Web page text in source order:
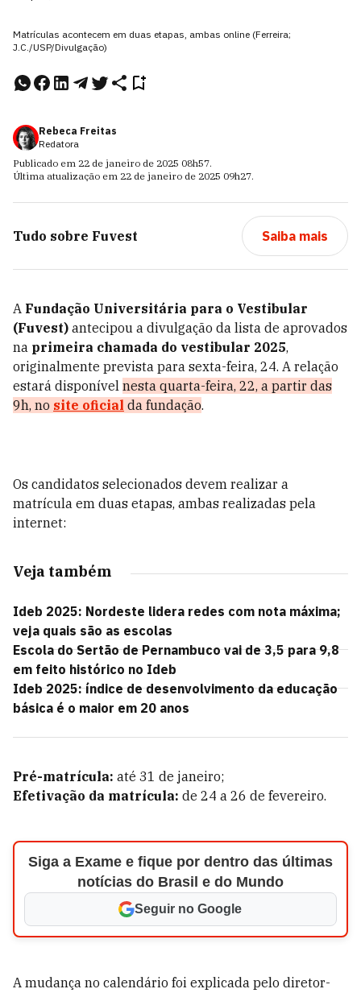
Matrículas acontecem em duas etapas, ambas online (Ferreira;
J.C./USP/Divulgação)
Rebeca Freitas
Redatora
Publicado em 22 de janeiro de 2025 08h57.
Última atualização em 22 de janeiro de 2025 09h27.
Tudo sobre Fuvest Saiba mais
A Fundação Universitária para o Vestibular
(Fuvest) antecipou a divulgação da lista de aprovados
na primeira chamada do vestibular 2025,
originalmente prevista para sexta-feira, 24. A relação
estará disponível nesta quarta-feira, 22, a partir das
9h, no site oficial da fundação.
Os candidatos selecionados devem realizar a
matrícula em duas etapas, ambas realizadas pela
internet:
Veja também
Ideb 2025: Nordeste lidera redes com nota máxima;
veja quais são as escolas
Escola do Sertão de Pernambuco vai de 3,5 para 9,8
em feito histórico no Ideb
Ideb 2025: índice de desenvolvimento da educação
básica é o maior em 20 anos
Pré-matrícula: até 31 de janeiro;
Efetivação da matrícula: de 24 a 26 de fevereiro.
Siga a Exame e fique por dentro das últimas
notícias do Brasil e do Mundo
Seguir no Google
A mudança no calendário foi explicada pelo diretor-